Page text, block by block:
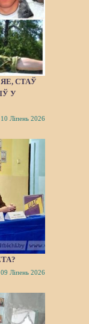
СТАЎ
У
Ліпень 2026
Ліпень 2026